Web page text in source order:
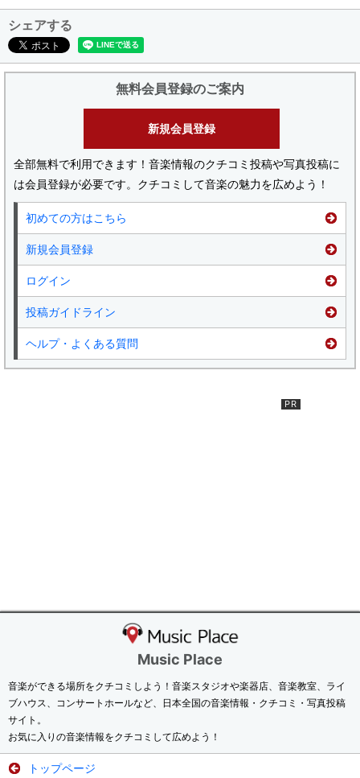
シェアする
無料会員登録のご案内
新規会員登録
全部無料で利用できます！音楽情報のクチコミ投稿や写真投稿に
は会員登録が必要です。クチコミして音楽の魅力を広めよう！
初めての方はこちら
新規会員登録
ログイン
投稿ガイドライン
ヘルプ・よくある質問
Music Place
音楽ができる場所をクチコミしよう！音楽スタジオや楽器店、音楽教室、ライ
ブハウス、コンサートホールなど、日本全国の音楽情報・クチコミ・写真投稿
サイト。
お気に入りの音楽情報をクチコミして広めよう！
トップページ